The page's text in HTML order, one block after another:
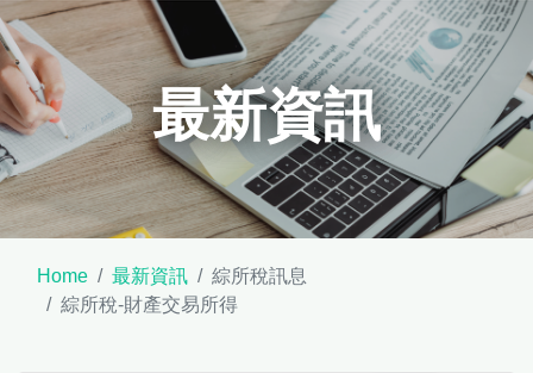
最新資訊
Home 最新資訊
綜所稅訊息
綜所稅-財產交易所得